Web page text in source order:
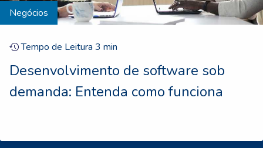
Negócios
Tempo de Leitura 3 min
Desenvolvimento de software sob
demanda: Entenda como funciona